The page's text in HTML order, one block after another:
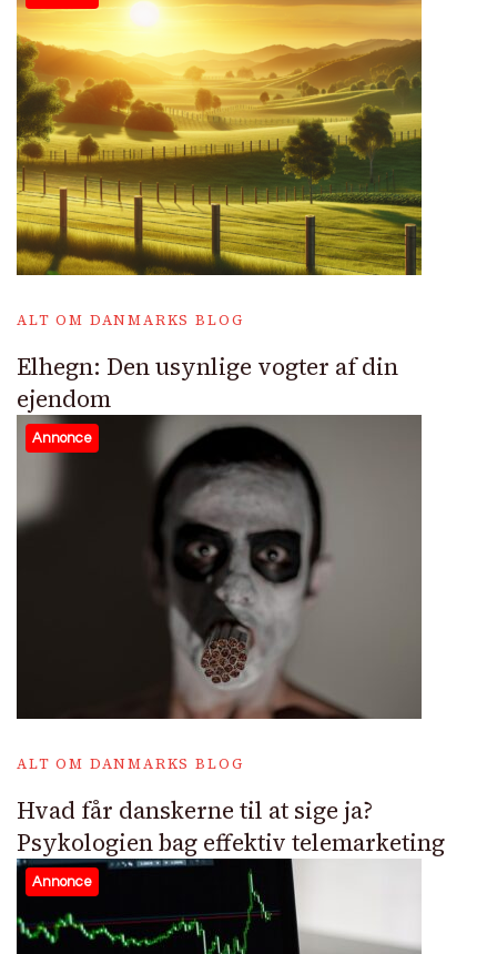
ALT OM DANMARKS BLOG
Elhegn: Den usynlige vogter af din
ejendom
Annonce
ALT OM DANMARKS BLOG
Hvad får danskerne til at sige ja?
Psykologien bag effektiv telemarketing
Annonce